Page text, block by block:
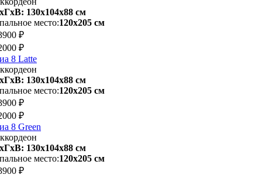
130х104x88 см
место:120х205 см
₽
₽
8 Latte
130х104x88 см
место:120х205 см
₽
₽
8 Green
130х104x88 см
место:120х205 см
₽